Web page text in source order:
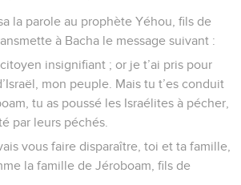
la parole au prophète Yéhou, fils de
à Bacha le message suivant :
citoyen insignifiant ; or je t’ai pris pour
mon peuple. Mais tu t’es conduit
tu as poussé les Israélites à pécher,
par leurs péchés.
vous faire disparaître, toi et ta famille,
la famille de Jéroboam, fils de